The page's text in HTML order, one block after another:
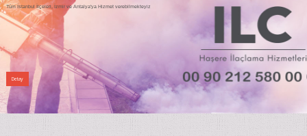
Tüm İstanbul İlçeleri, İzmir ve Antalya'ya Hizmet verebilmekteyiz
Detay